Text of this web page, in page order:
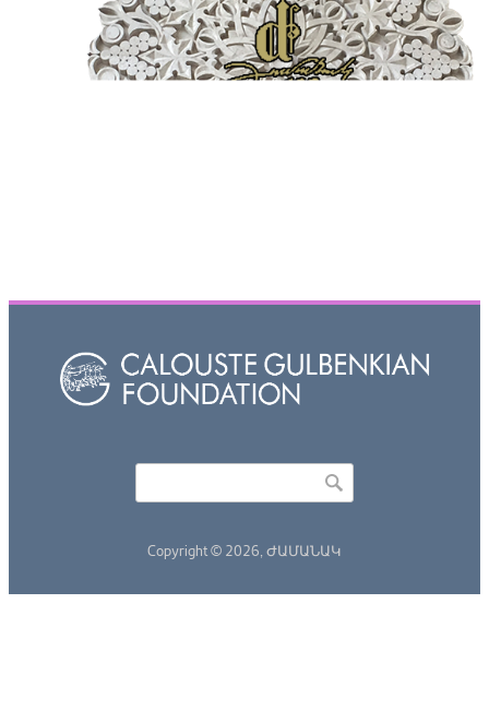
Copyright © 2026, ԺԱՄԱՆԱԿ